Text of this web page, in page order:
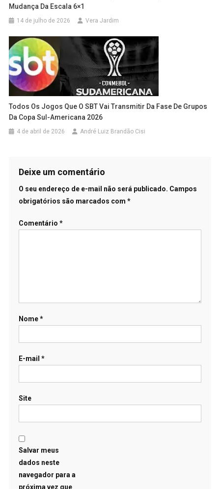
Mudança Da Escala 6×1
14 de julho de 2026 Vera Jardim
Todos Os Jogos Que O SBT Vai Transmitir Da Fase De Grupos
Da Copa Sul-Americana 2026
4 de abril de 2026 André Luiz Brandão Cisi
Deixe um comentário
O seu endereço de e-mail não será publicado. Campos
obrigatórios são marcados com *
Comentário *
Nome*
E-mail *
Site
Salvar meus
dados neste
navegador para a
próxima vez que